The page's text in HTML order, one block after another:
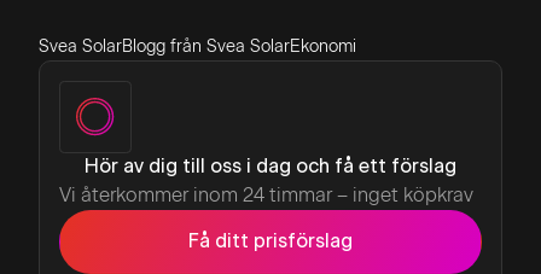
Svea SolarBlogg från Svea SolarEkonomi
Hör av dig till oss i dag och få ett förslag
Vi återkommer inom 24 timmar – inget köpkrav
Få ditt prisförslag